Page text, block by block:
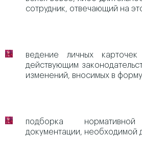
сотрудник, отвечающий на
ведение личных
действующим
изменений, вносимых в
подборка нормативной
документации, необходимой